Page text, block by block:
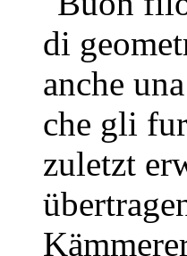
di
anche
che gli
zuletzt